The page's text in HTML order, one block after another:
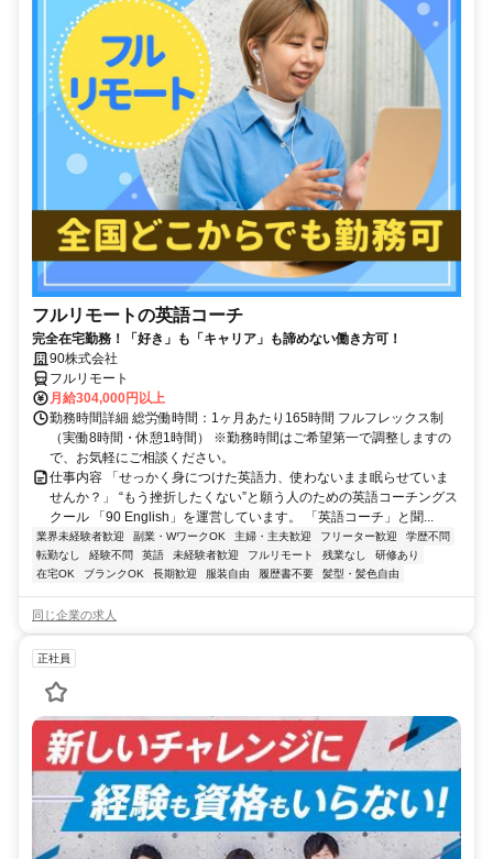
フルリモートの英語コーチ
完全在宅勤務！「好き」も「キャリア」も諦めない働き方可！
90株式会社
フルリモート
月給304,000円以上
勤務時間詳細 総労働時間：1ヶ月あたり165時間 フルフレックス制
（実働8時間・休憩1時間） ※勤務時間はご希望第一で調整しますの
で、お気軽にご相談ください。
仕事内容 「せっかく身につけた英語力、使わないまま眠らせていま
せんか？」 “もう挫折したくない”と願う人のための英語コーチングス
クール 「90 English」を運営しています。 「英語コーチ」と聞...
業界未経験者歓迎 副業・WワークOK 主婦・主夫歓迎 フリーター歓迎
学歴不問
転勤なし
経験不問 英語 未経験者歓迎 フルリモート 残業なし
研修あり
在宅OK
ブランクOK 長期歓迎 服装自由 履歴書不要 髪型・髪色自由
同じ企業の求人
正社員